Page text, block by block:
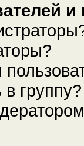
и
группу?